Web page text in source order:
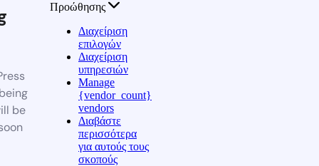
be
Προώθησης
Διαχείριση
επιλογών
Διαχείριση
υπηρεσιών
Manage
{vendor_count}
vendors
Διαβάστε
περισσότερα
για αυτούς τους
σκοπούς